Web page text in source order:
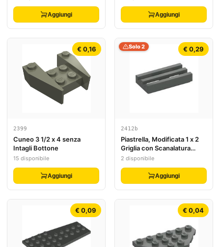
Aggiungi Aggiungi
€ 0,16
2399
Cuneo 3 1/2 x 4 senza
Intagli Bottone
15 disponibile
Aggiungi
€ 0,29
Solo 2
2412b
Piastrella, Modificata 1 x 2
Griglia con Scanalatura
Inferiore / Spigolo
2 disponibile
Aggiungi
€ 0,09 € 0,04